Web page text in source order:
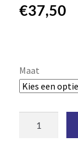
€37,50
Maat